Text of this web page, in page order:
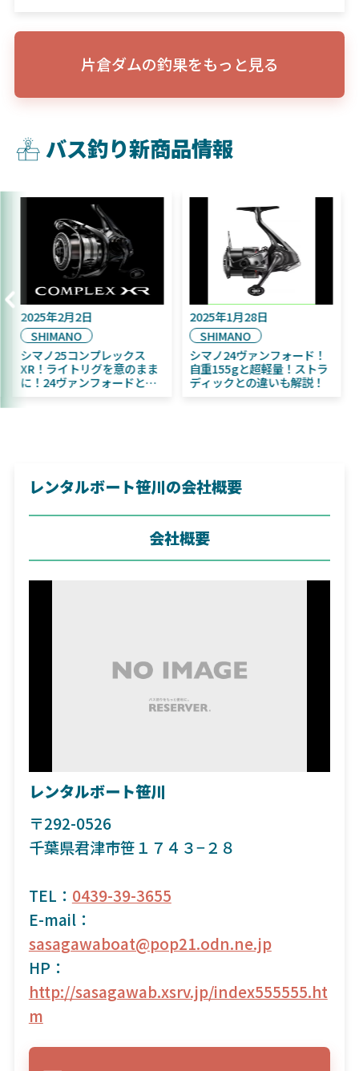
片倉ダムの釣果をもっと見る
バス釣り新商品情報
2025年9月16日
DAIWA
2025年11月発売予定！
DAIWA ふく魚／ちびふく魚
はビッグベイト初心者にお
2025年2月2日
SHIMANO
シマノ25コンプレックス
XR！ライトリグを意のまま
に！24ヴァンフォードとの
レンタルボート笹川の会社概要
会社概要
レンタルボート笹川
〒292-0526
千葉県君津市笹１７４３−２８
TEL： 0439-39-3655
E-mail：
sasagawaboat@pop21.odn.ne.jp
HP：
http://sasagawab.xsrv.jp/index555555.ht
m